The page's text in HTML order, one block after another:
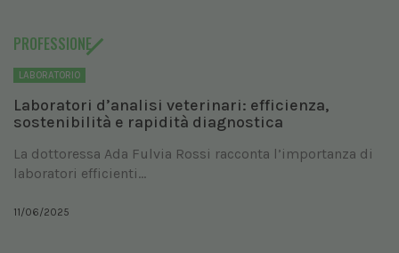
PROFESSIONE
LABORATORIO
Laboratori d’analisi veterinari: efficienza,
sostenibilità e rapidità diagnostica
La dottoressa Ada Fulvia Rossi racconta l’importanza di
laboratori efficienti...
11/06/2025